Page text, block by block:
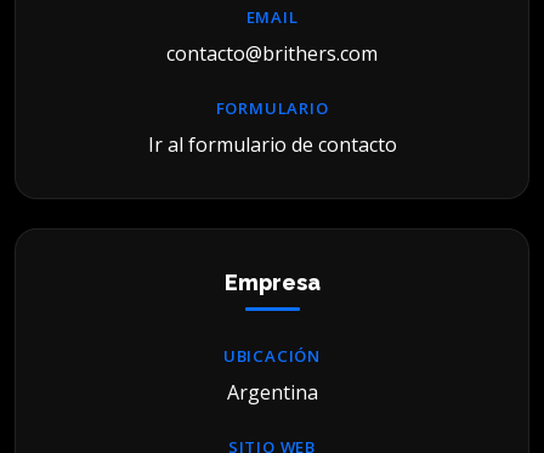
EMAIL
contacto@brithers.com
FORMULARIO
Ir al formulario de contacto
Empresa
UBICACIÓN
Argentina
SITIO WEB